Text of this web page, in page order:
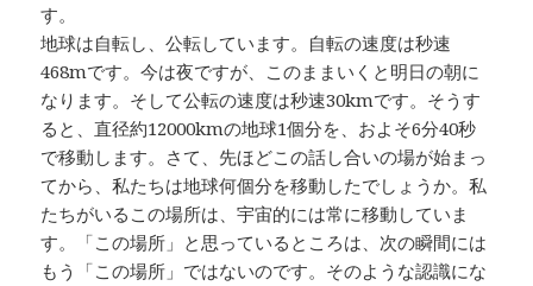
す。
地球は自転し、公転しています。自転の速度は秒速
468mです。今は夜ですが、このままいくと明日の朝に
なります。そして公転の速度は秒速30kmです。そうす
ると、直径約12000kmの地球1個分を、およそ6分40秒
で移動します。さて、先ほどこの話し合いの場が始まっ
てから、私たちは地球何個分を移動したでしょうか。私
たちがいるこの場所は、宇宙的には常に移動していま
す。「この場所」と思っているところは、次の瞬間には
もう「この場所」ではないのです。そのような認識にな